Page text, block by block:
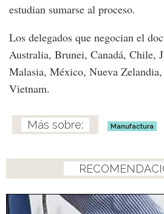
estudian sumarse al proceso.
Los delegados que negocian el
Australia, Brunei, Canadá, Chile,
Malasia, México, Nueva
Vietnam.
Manufactura